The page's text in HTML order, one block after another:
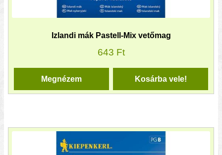
Izlandi mák Pastell-Mix vetőmag
643 Ft
Kosárba vele!
Megnézem